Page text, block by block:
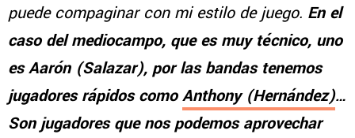
puede compaginar con mi estilo de juego. En el
caso del mediocampo, que es muy técnico, uno
es Aarón (Salazar), por las bandas tenemos
jugadores rápidos comoAnthony (Hernández)…
Son jugadores que nos podemos aprovechar